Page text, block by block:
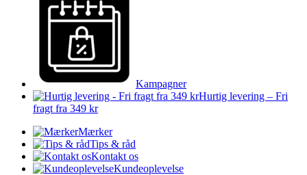
Kampagner
Hurtig levering – Fri
fragt fra 349 kr
Mærker
Tips & råd
Kontakt os
Kundeoplevelse